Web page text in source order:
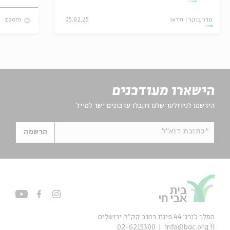
סדר בוקר וידאו 05.02.25
zoom
הישארו מעודכנים
הירשמו לניוזלטר שלנו וקבלו עדכונים ישר למייל
*כתובת דוא"ל הרשמה
המלך ג'ורג' 44 פינת רחוב קק״ל, ירושלים
info@bac.org.il
02-6215300